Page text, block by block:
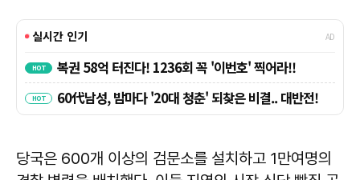
당국은 600개 이상의 검문소를 설치하고 1만여명의